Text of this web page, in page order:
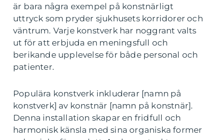
är bara några exempel på konstnärligt
uttryck som pryder sjukhusets korridorer och
väntrum. Varje konstverk har noggrant valts
ut för att erbjuda en meningsfull och
berikande upplevelse för både personal och
patienter.
Populära konstverk inkluderar [namn på
konstverk] av konstnär [namn på konstnär].
Denna installation skapar en fridfull och
harmonisk känsla med sina organiska former